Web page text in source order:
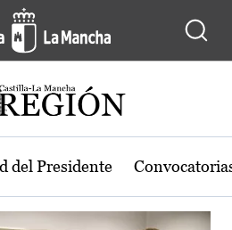
región de Castilla-
del Presidente